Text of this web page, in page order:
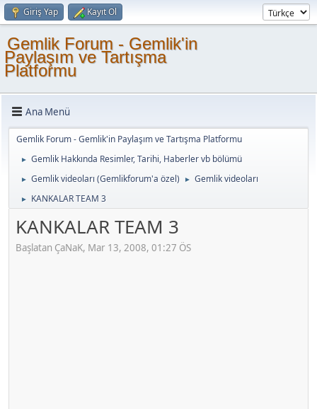
Giriş Yap Kayıt Ol
Gemlik Forum - Gemlik'in
Paylaşım ve Tartışma
Platformu
Ana Menü
Gemlik Forum - Gemlik'in Paylaşım ve Tartışma Platformu
► Gemlik Hakkında Resimler, Tarihi, Haberler vb bölümü
► Gemlik videoları (Gemlikforum'a özel) ► Gemlik videoları
► KANKALAR TEAM 3
KANKALAR TEAM 3
Başlatan ÇaNaK, Mar 13, 2008, 01:27 ÖS